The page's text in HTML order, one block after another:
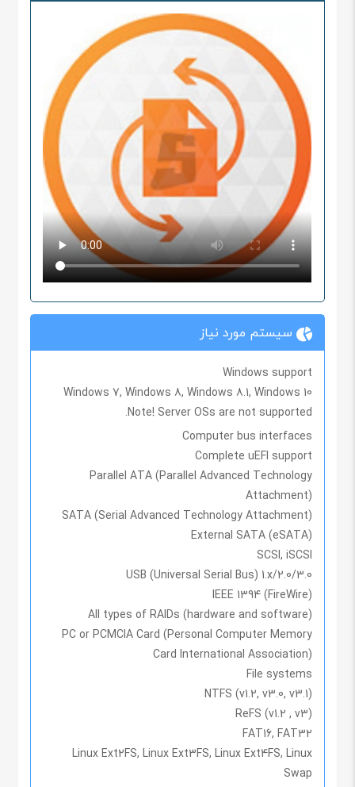
سیستم مورد نیاز
Windows support
Windows 7, Windows 8, Windows 8.1, Windows 10
Note! Server OSs are not supported.
Computer bus interfaces
Complete uEFI support
Parallel ATA (Parallel Advanced Technology
Attachment)
SATA (Serial Advanced Technology Attachment)
External SATA (eSATA)
SCSI, iSCSI
USB (Universal Serial Bus) 1.x/2.0/3.0
IEEE 1394 (FireWire)
All types of RAIDs (hardware and software)
PC or PCMCIA Card (Personal Computer Memory
Card International Association)
File systems
NTFS (v1.2, v3.0, v3.1)
ReFS (v1.2 , v3)
FAT16, FAT32
Linux Ext2FS, Linux Ext3FS, Linux Ext4FS, Linux
Swap